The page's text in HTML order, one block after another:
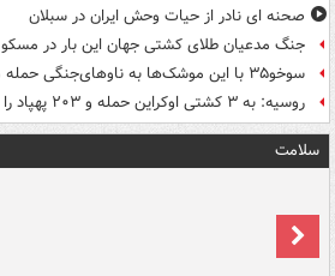
صحنه ای نادر از حیات وحش ایران در سبلان
جنگ مدعیان طلای کشتی جهان این بار در مسکو
سوخو۳۵ با این موشک‌ها به ناوهای‌جنگی حمله می‌کند
روسیه: به ۳ کشتی اوکراین حمله و ۲۰۳ پهپاد را سرنگون کردیم
سلامت